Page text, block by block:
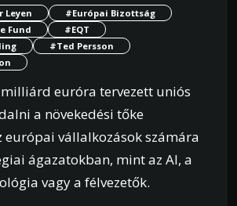
Leyen
#Európai Bizottság
Fund
#EQT
#Ted Persson
euróra tervezett uniós
a növekedési tőke
európai vállalkozások számára
ágazatokban, mint az AI, a
vagy a félvezetők.